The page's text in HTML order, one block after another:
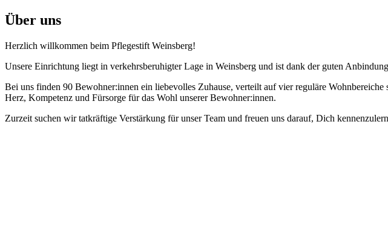
Über uns
Herzlich willkommen beim Pflegestift Weinsberg!
Unsere Einrichtung liegt in verkehrsberuhigter Lage in Weinsberg und ist dank der guten
Bei uns finden 90 Bewohner:innen ein liebevolles Zuhause, verteilt auf vier reguläre
Herz, Kompetenz und Fürsorge für das Wohl unserer Bewohner:innen.
Zurzeit suchen wir tatkräftige Verstärkung für unser Team und freuen uns darauf, Dich